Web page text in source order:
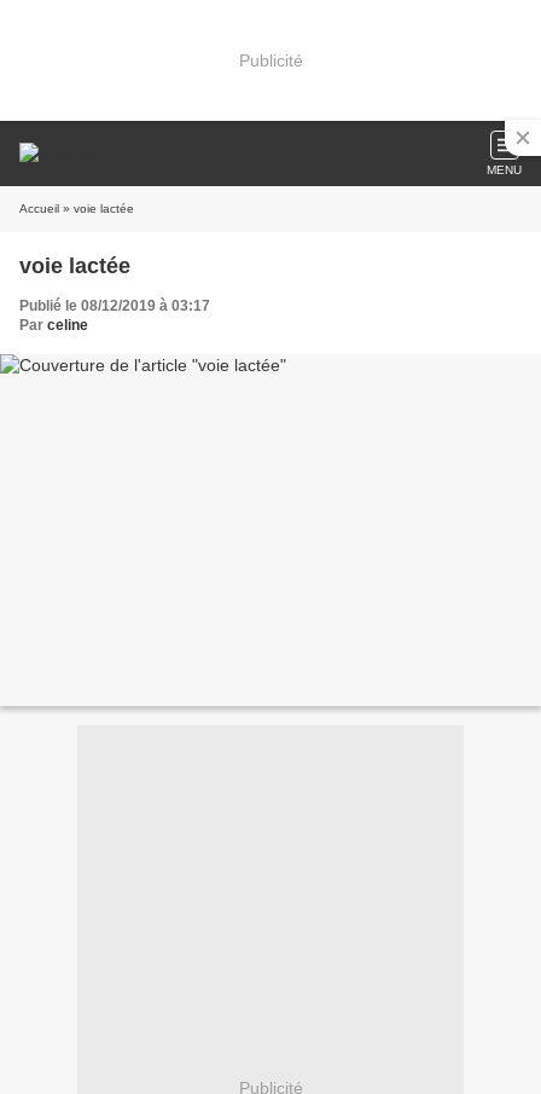
Publicité
MENU
Accueil » voie lactée
voie lactée
Publié le 08/12/2019 à 03:17
Par celine
Publicité